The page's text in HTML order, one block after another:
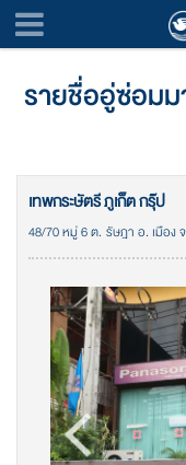
รายชื่ออู่ซ่อม
เทพกระษัตรี ภูเก็ต กรุ๊ป
48/70 หมู่ 6 ต. รัษฎา อ. เมือง